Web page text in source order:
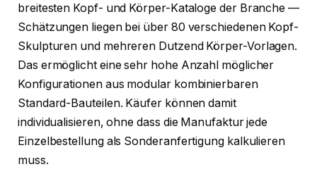
breitesten Kopf- und Körper-Kataloge der Branche —
Schätzungen liegen bei über 80 verschiedenen Kopf-
Skulpturen und mehreren Dutzend Körper-Vorlagen.
Das ermöglicht eine sehr hohe Anzahl möglicher
Konfigurationen aus modular kombinierbaren
Standard-Bauteilen. Käufer können damit
individualisieren, ohne dass die Manufaktur jede
Einzelbestellung als Sonderanfertigung kalkulieren
muss.